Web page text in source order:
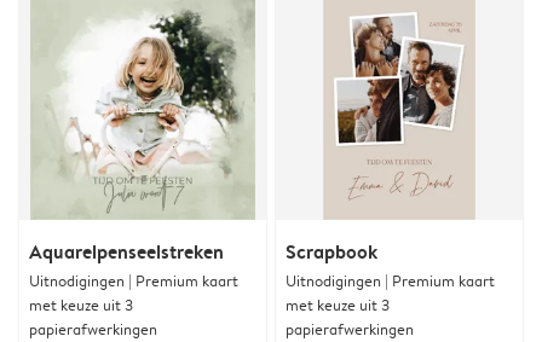
Aquarelpenseelstreken
Uitnodigingen | Premium kaart
met keuze uit 3
papierafwerkingen
Scrapbook
Uitnodigingen | Premium kaart
met keuze uit 3
papierafwerkingen